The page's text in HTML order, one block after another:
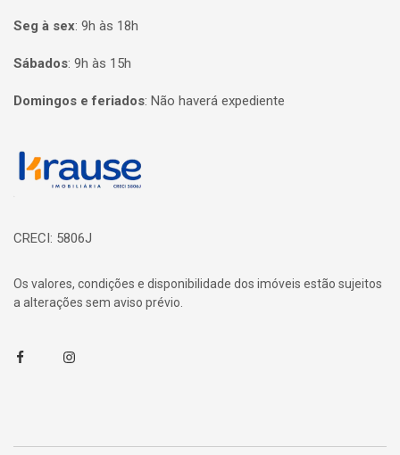
Seg à sex: 9h às 18h
Sábados: 9h às 15h
Domingos e feriados: Não haverá expediente
Página inicial
CRECI: 5806J
Os valores, condições e disponibilidade dos imóveis estão sujeitos
a alterações sem aviso prévio.
FacebookInstagram